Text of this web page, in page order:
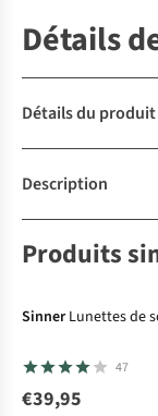
Détails
Détails du produit
Description
Produits
Sinner Lunettes de
47
€39,95